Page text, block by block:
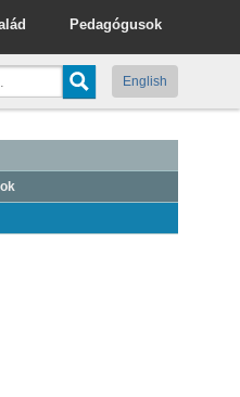
Pedagógusok
English